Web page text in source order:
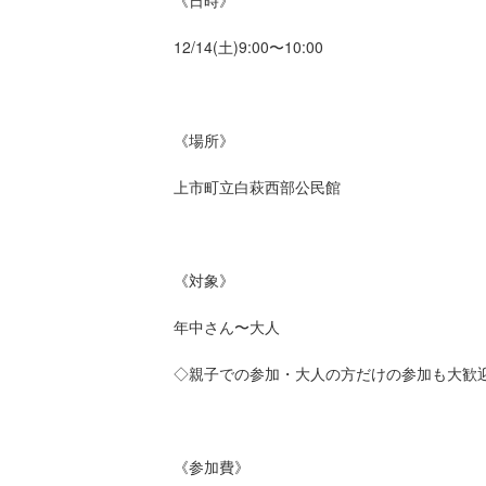
12/14(土)9:00〜10:00
《場所》
上市町立白萩西部公民館
《対象》
年中さん〜大人
◇親子での参加・大人の方だけの参加も大歓
《参加費》